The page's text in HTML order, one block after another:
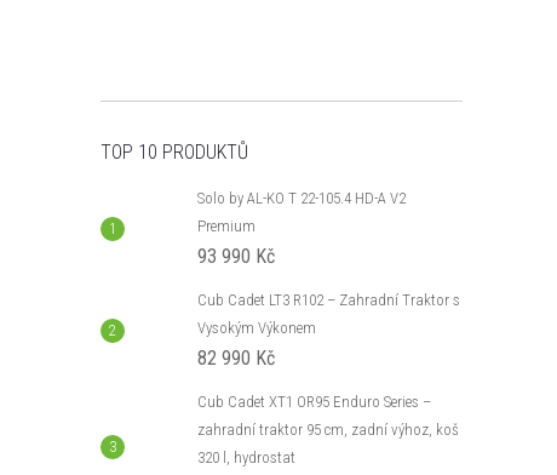
TOP 10 PRODUKTŮ
Solo by AL-KO T 22-105.4 HD-A V2
Premium
93 990 Kč
Cub Cadet LT3 R102 – Zahradní Traktor s
Vysokým Výkonem
82 990 Kč
Cub Cadet XT1 OR95 Enduro Series –
zahradní traktor 95 cm, zadní výhoz, koš
320 l, hydrostat